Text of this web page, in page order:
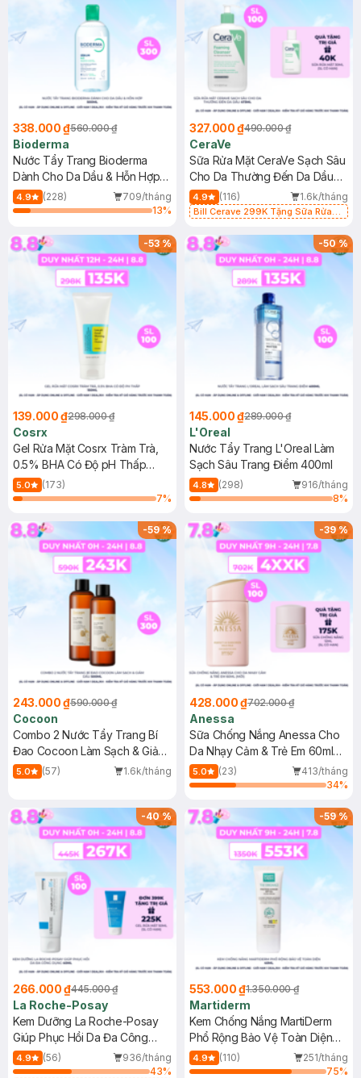
338.000 ₫560.000 ₫
Bioderma
Nước Tẩy Trang Bioderma
Dành Cho Da Dầu & Hỗn Hợp
500ml
4.9 (228)
709/tháng
13%
327.000 ₫490.000 ₫
CeraVe
Sữa Rửa Mặt CeraVe Sạch Sâu
Cho Da Thường Đến Da Dầu
473ml
4.9 (116) 1.6k/tháng
Bill Cerave 299K Tặng Sữa Rửa
-53%
139.000 ₫298.000 ₫
Cosrx
Gel Rửa Mặt Cosrx Tràm Trà,
0.5% BHA Có Độ pH Thấp
150ml
5.0
(173)
7%
-50%
145.000 ₫289.000 ₫
L'Oreal
Nước Tẩy Trang L'Oreal Làm
Sạch Sâu Trang Điểm 400ml
4.8 (298)
916/tháng
8%
-59%
243.000 ₫590.000 ₫
Cocoon
Combo 2 Nước Tẩy Trang Bí
Đao Cocoon Làm Sạch & Giảm
Dầu 500ml
5.0 (57) 1.6k/tháng
-39%
428.000 ₫702.000 ₫
Anessa
Sữa Chống Nắng Anessa Cho
Da Nhạy Cảm & Trẻ Em 60ml
(Mới)
5.0 (23)
413/tháng
34%
-40%
266.000 ₫445.000 ₫
La Roche-Posay
Kem Dưỡng La Roche-Posay
Giúp Phục Hồi Da Đa Công
Dụng 40ml
4.9 (56)
936/tháng
43%
-59%
553.000 ₫1.350.000 ₫
Martiderm
Kem Chống Nắng MartiDerm
Phổ Rộng Bảo Vệ Toàn Diện
40ml
4.9 (110)
251/tháng
75%